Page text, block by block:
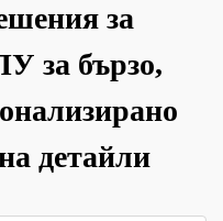
за
за бързо,
детайли